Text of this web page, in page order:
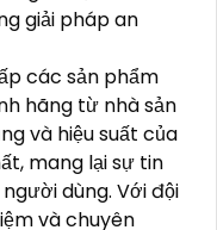
giải pháp an
các sản phẩm
hãng từ nhà sản
và hiệu suất của
mang lại sự tin
dùng. Với đội
và chuyên